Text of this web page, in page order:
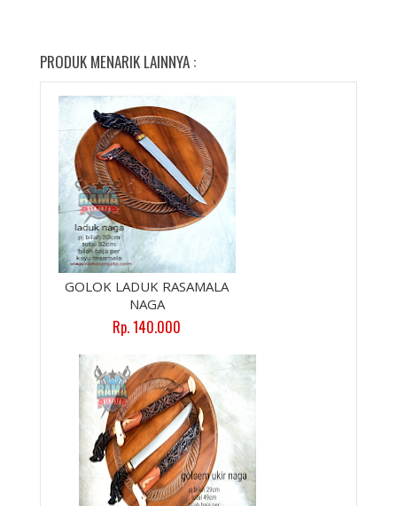
PRODUK MENARIK LAINNYA :
GOLOK LADUK RASAMALA
NAGA
Rp. 140.000